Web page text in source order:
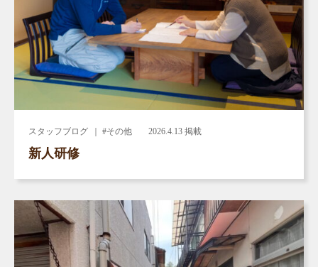
スタッフブログ ｜ #その他 2026.4.13 掲載
新人研修